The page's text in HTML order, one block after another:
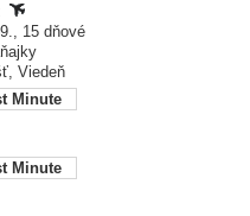
15 dňové
Viedeň
Minute
Minute